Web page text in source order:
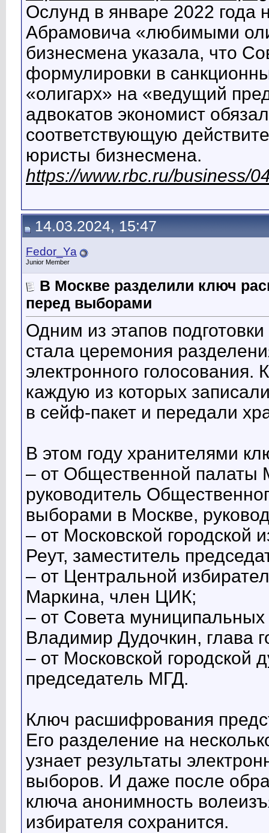
Ослунд в январе 2022 года
Абрамовича «любимыми
бизнесмена указала, что
формулировки в
«олигарх» на «ведущий
адвокатов экономист
соответствующую
юристы бизнесмена.
https://www.rbc.ru/business/
14.03.2024, 15:47
Fedor_Ya
Junior Member
В Москве разделили ключ
перед выборами
Одним из этапов
стала церемония
электронного
каждую из которых
в сейф-пакет и передали
В этом году хранителями
– от Общественной палаты
руководитель
выборами в Москве,
– от Московской городской
Реут, заместитель
– от Центральной
Маркина, член ЦИК;
– от Совета
Владимир Дудочкин, глава
– от Московской
председатель МГД.
Ключ расшифрования
Его разделение на
узнает результаты
выборов. И даже после
ключа анонимность
избирателя сохранится.